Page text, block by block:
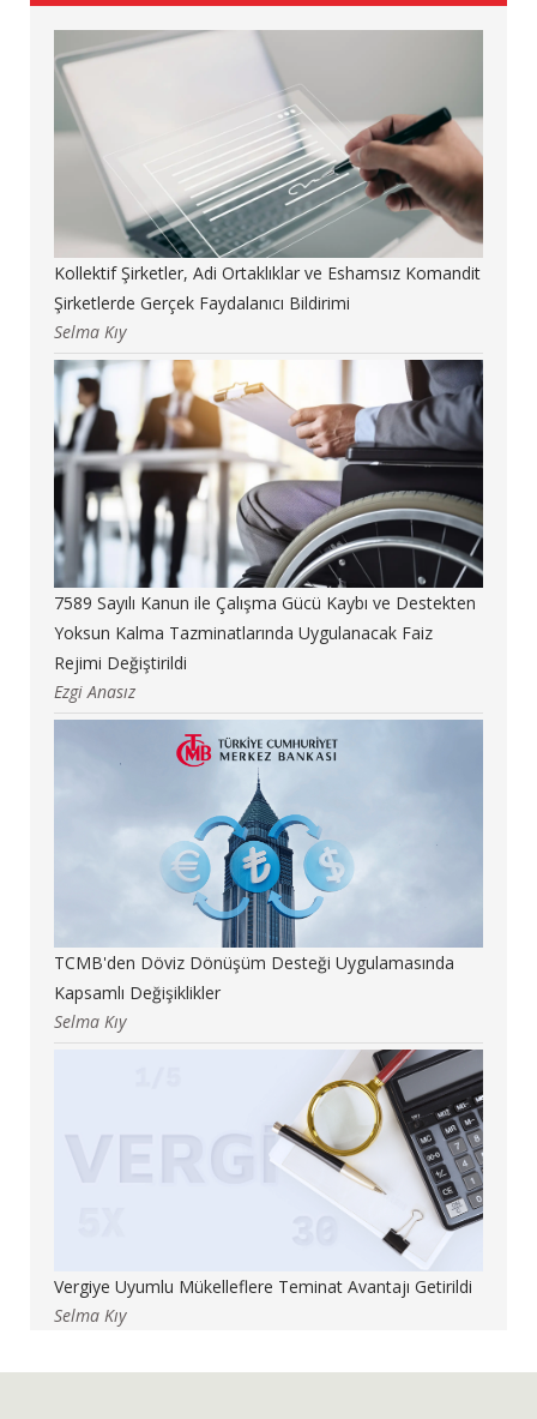
Kollektif Şirketler, Adi Ortaklıklar ve Eshamsız Komandit
Şirketlerde Gerçek Faydalanıcı Bildirimi
Selma Kıy
7589 Sayılı Kanun ile Çalışma Gücü Kaybı ve Destekten
Yoksun Kalma Tazminatlarında Uygulanacak Faiz
Rejimi Değiştirildi
Ezgi Anasız
TCMB'den Döviz Dönüşüm Desteği Uygulamasında
Kapsamlı Değişiklikler
Selma Kıy
Vergiye Uyumlu Mükelleflere Teminat Avantajı Getirildi
Selma Kıy